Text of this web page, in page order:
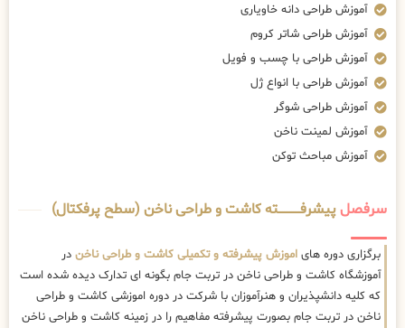
آموزش طراحی دانه خاویاری
آموزش طراحی شاتر کروم
آموزش طراحی با چسب و فویل
آموزش طراحی با انواع ژل
آموزش طراحی شوگر
آموزش لمینت ناخن
آموزش مباحث توکن
سرفصلپیشرفــــــــــــته کاشت و طراحی ناخن (سطح پرفکتال)
برگزاری دوره های اموزش پیشرفته و تکمیلی کاشت و طراحی ناخن در
آموزشگاه کاشت و طراحی ناخن در تربت جام بگونه ای تدارک دیده شده است
که کلیه دانشپذیران و هنرآموزان با شرکت در دوره اموزشی کاشت و طراحی
ناخن در تربت جام بصورت پیشرفته مفاهیم را در زمینه کاشت و طراحی ناخن